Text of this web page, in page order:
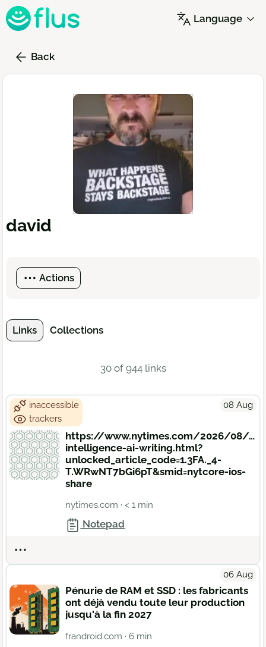
Skip
to
content
Language
Back
david
Actions
Links Collections
30 of 944 links
inaccessible
trackers
08 Aug
https://www.nytimes.com/2026/08/
intelligence-ai-writing.html?
unlocked_article_code=1.3FA._4-
T.WRwNT7bGi6pT&smid=nytcore-ios-
share
nytimes.com · < 1 min
Notepad
06 Aug
Pénurie de RAM et SSD : les fabricants
ont déjà vendu toute leur production
jusqu'à la fin 2027
frandroid.com · 6 min